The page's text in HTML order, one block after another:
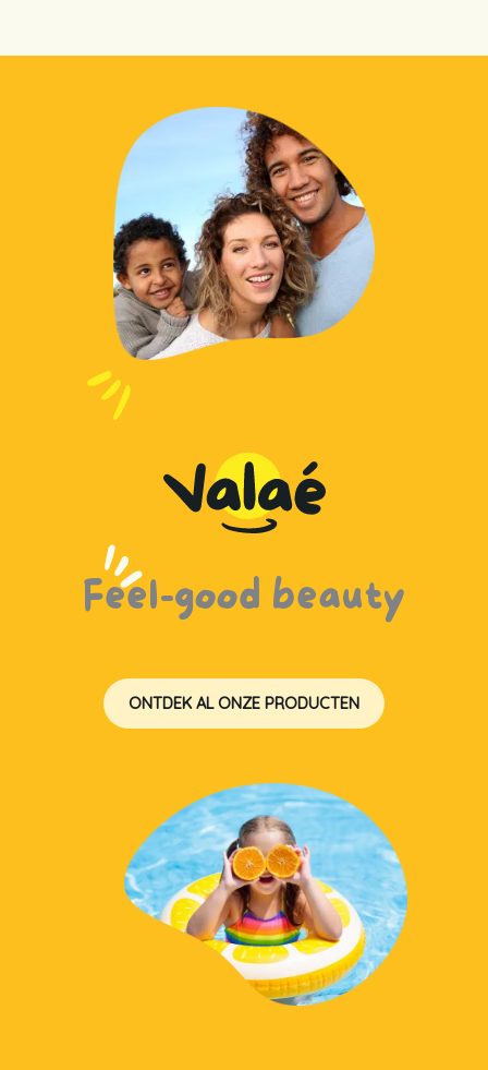
Feel-good beauty
ONTDEK AL ONZE PRODUCTEN